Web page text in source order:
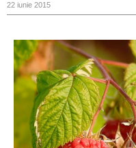
22 iunie 2015